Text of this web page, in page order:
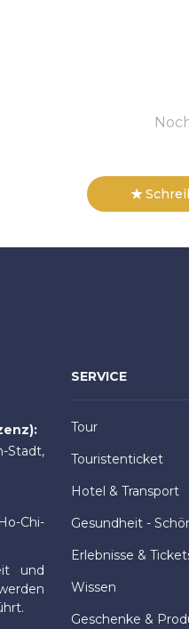
Stadt,
Chi-
und
SERVICE
Tour
Touristenticket
Hotel & Transport
Gesundheit -
Erlebnisse &
Wissen
Geschenke &